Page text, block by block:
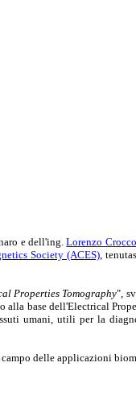
e dell'ing.Lorenzo Crocco
Society (ACES),
Properties Tomography",
base dell'Electrical
umani, utili per la
delle applicazioni